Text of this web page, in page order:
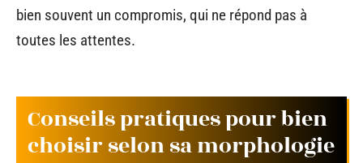
bien souvent un compromis, qui ne répond pas à
toutes les attentes.
Conseils pratiques pour bien
choisir selon sa morphologie